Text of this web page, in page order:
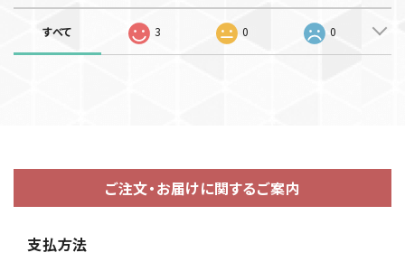
すべて 3 0 0
ご注文・お届けに関するご案内
支払方法